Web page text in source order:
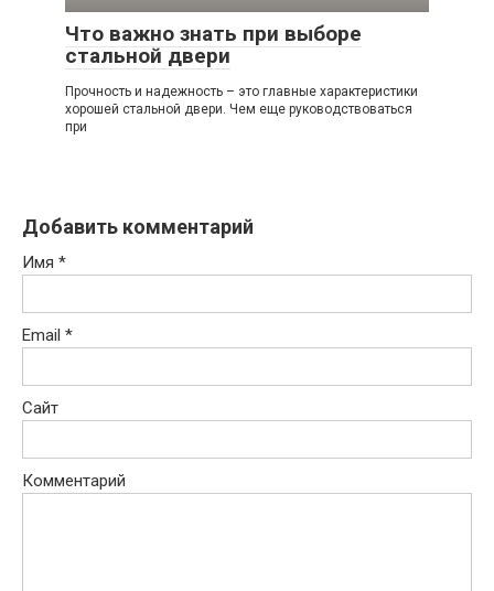
Что важно знать при выборе
стальной двери
Прочность и надежность – это главные характеристики
хорошей стальной двери. Чем еще руководствоваться
при
Добавить комментарий
Имя *
Email *
Сайт
Комментарий